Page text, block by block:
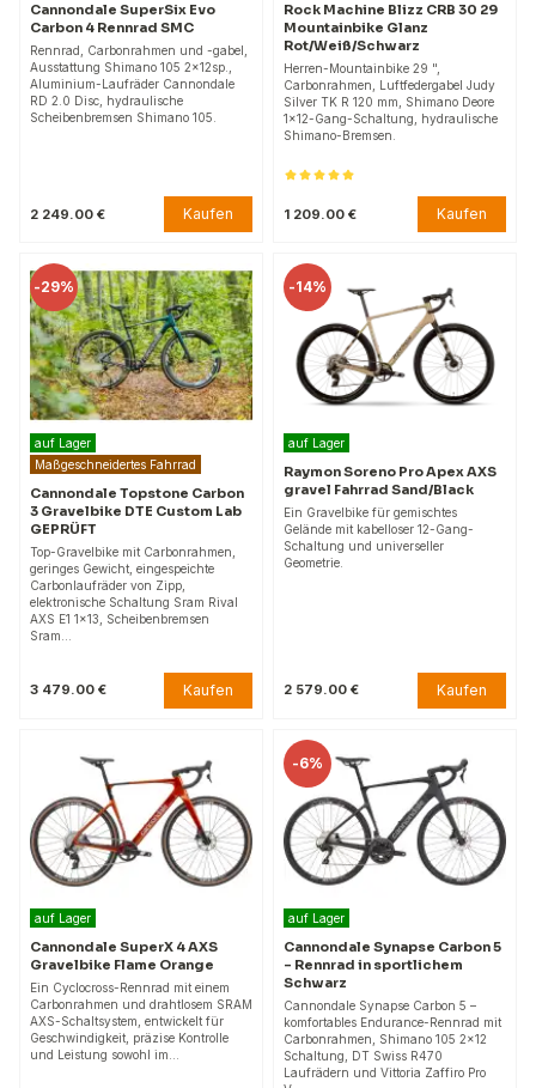
Cannondale SuperSix Evo
Carbon 4 Rennrad SMC
Rennrad, Carbonrahmen und -gabel,
Ausstattung Shimano 105 2x12sp.,
Aluminium-Laufräder Cannondale
RD 2.0 Disc, hydraulische
Scheibenbremsen Shimano 105.
2 249.00 € Kaufen
Rock Machine Blizz CRB 30 29
Mountainbike Glanz
Rot/Weiß/Schwarz
Herren-Mountainbike 29 ",
Carbonrahmen, Luftfedergabel Judy
Silver TK R 120 mm, Shimano Deore
1x12-Gang-Schaltung, hydraulische
Shimano-Bremsen.
1 209.00 € Kaufen
-29%
auf Lager
Maßgeschneidertes Fahrrad
Cannondale Topstone Carbon
3 Gravelbike DTE Custom Lab
GEPRÜFT
Top-Gravelbike mit Carbonrahmen,
geringes Gewicht, eingespeichte
Carbonlaufräder von Zipp,
elektronische Schaltung Sram Rival
AXS E1 1x13, Scheibenbremsen
Sram…
3 479.00 € Kaufen
-14%
auf Lager
Raymon Soreno Pro Apex AXS
gravel Fahrrad Sand/Black
Ein Gravelbike für gemischtes
Gelände mit kabelloser 12-Gang-
Schaltung und universeller
Geometrie.
2 579.00 € Kaufen
auf Lager
Cannondale SuperX 4 AXS
Gravelbike Flame Orange
Ein Cyclocross-Rennrad mit einem
Carbonrahmen und drahtlosem SRAM
AXS-Schaltsystem, entwickelt für
Geschwindigkeit, präzise Kontrolle
und Leistung sowohl im…
-6%
auf Lager
Cannondale Synapse Carbon 5
– Rennrad in sportlichem
Schwarz
Cannondale Synapse Carbon 5 –
komfortables Endurance-Rennrad mit
Carbonrahmen, Shimano 105 2x12
Schaltung, DT Swiss R470
Laufrädern und Vittoria Zaffiro Pro